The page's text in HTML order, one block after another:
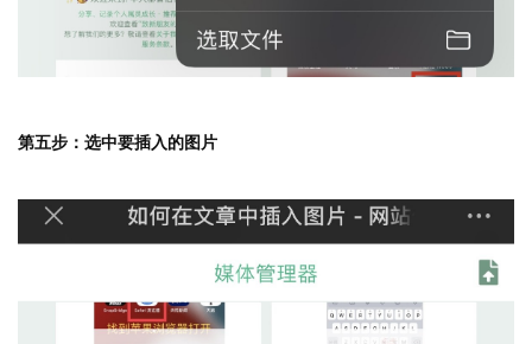
第五步：选中要插入的图片